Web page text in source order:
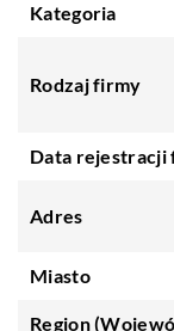
Kategoria
Rodzaj firmy
Data rejestracji
Adres
Miasto
Region